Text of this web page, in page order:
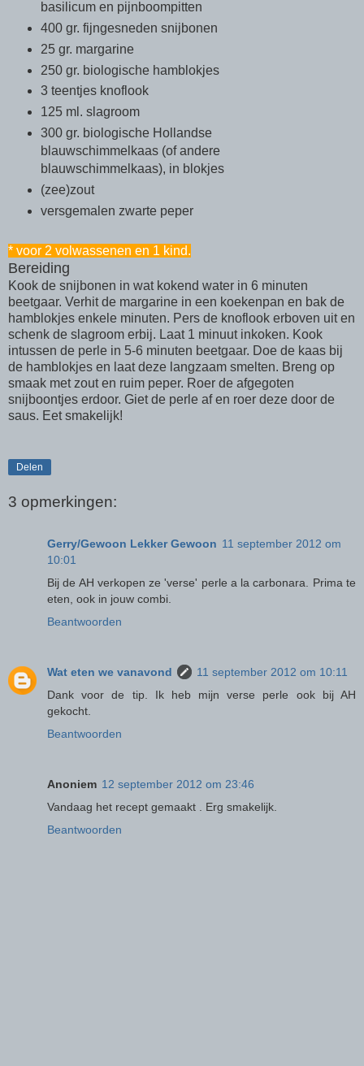
basilicum en pijnboompitten
400 gr. fijngesneden snijbonen
25 gr. margarine
250 gr. biologische hamblokjes
3 teentjes knoflook
125 ml. slagroom
300 gr. biologische Hollandse
blauwschimmelkaas (of andere
blauwschimmelkaas), in blokjes
(zee)zout
versgemalen zwarte peper
* voor 2 volwassenen en 1 kind.
Bereiding
Kook de snijbonen in wat kokend water in 6 minuten
beetgaar. Verhit de margarine in een koekenpan en bak de
hamblokjes enkele minuten. Pers de knoflook erboven uit en
schenk de slagroom erbij. Laat 1 minuut inkoken. Kook
intussen de perle in 5-6 minuten beetgaar. Doe de kaas bij
de hamblokjes en laat deze langzaam smelten. Breng op
smaak met zout en ruim peper. Roer de afgegoten
snijboontjes erdoor. Giet de perle af en roer deze door de
saus. Eet smakelijk!
Delen
3 opmerkingen:
Gerry/Gewoon Lekker Gewoon 11 september 2012 om
10:01
Bij de AH verkopen ze 'verse' perle a la carbonara. Prima te
eten, ook in jouw combi.
Beantwoorden
Wat eten we vanavond
11 september 2012 om 10:11
Dank voor de tip. Ik heb mijn verse perle ook bij AH
gekocht.
Beantwoorden
Anoniem 12 september 2012 om 23:46
Vandaag het recept gemaakt . Erg smakelijk.
Beantwoorden